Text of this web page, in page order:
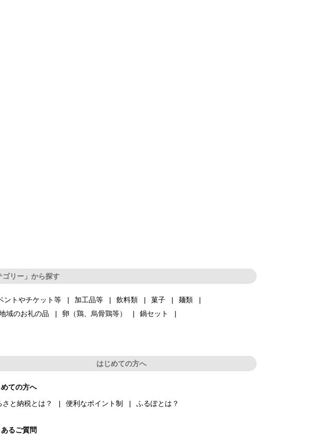
ゴリー」から探す
ントやチケット等 加工品等 飲料類 菓子
麺類
域のお礼の品 卵（鶏、烏骨鶏等）
鍋セット
はじめての方へ
ての方へ
さと納税とは？
便利なポイント制 ふるぽとは？
るご質問